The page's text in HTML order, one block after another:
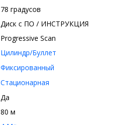
78 градусов
Диск с ПО / ИНСТРУКЦИЯ
Progressive Scan
Цилиндр/Буллет
Фиксированный
Стационарная
Да
80 м